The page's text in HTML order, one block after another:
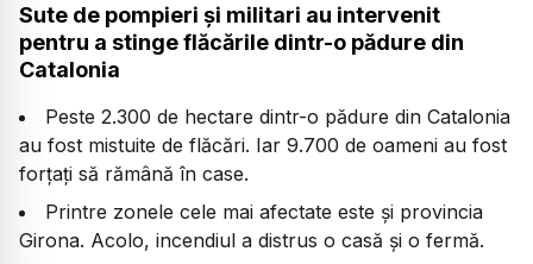
Sute de pompieri și militari au intervenit
pentru a stinge flăcările dintr-o pădure din
Catalonia
Peste 2.300 de hectare dintr-o pădure din Catalonia
au fost mistuite de flăcări. Iar 9.700 de oameni au fost
forțați să rămână în case.
Printre zonele cele mai afectate este și provincia
Girona. Acolo, incendiul a distrus o casă și o fermă.